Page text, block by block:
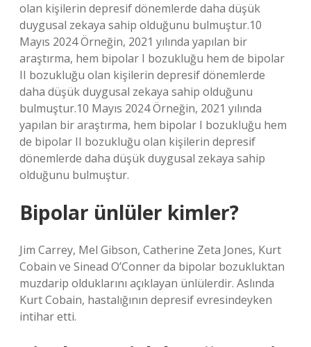
olan kişilerin depresif dönemlerde daha düşük
duygusal zekaya sahip olduğunu bulmuştur.10
Mayıs 2024 Örneğin, 2021 yılında yapılan bir
araştırma, hem bipolar I bozukluğu hem de bipolar
II bozukluğu olan kişilerin depresif dönemlerde
daha düşük duygusal zekaya sahip olduğunu
bulmuştur.10 Mayıs 2024 Örneğin, 2021 yılında
yapılan bir araştırma, hem bipolar I bozukluğu hem
de bipolar II bozukluğu olan kişilerin depresif
dönemlerde daha düşük duygusal zekaya sahip
olduğunu bulmuştur.
Bipolar ünlüler kimler?
Jim Carrey, Mel Gibson, Catherine Zeta Jones, Kurt
Cobain ve Sinead O’Conner da bipolar bozukluktan
muzdarip olduklarını açıklayan ünlülerdir. Aslında
Kurt Cobain, hastalığının depresif evresindeyken
intihar etti.